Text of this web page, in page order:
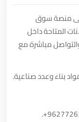
منصة سوق
المتاحة داخل
مباشرة مع
بناء وعدد صناعية.
.